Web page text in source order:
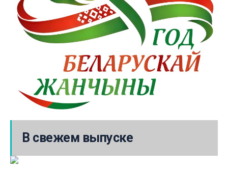
В свежем выпуске